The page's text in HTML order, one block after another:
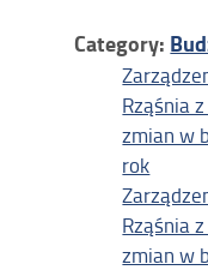
Category:
Rząśnia
zmian w
rok
Rząśnia
zmian w